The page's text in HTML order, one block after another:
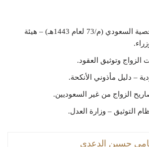
نظام الأحوال الشخصية السعودي (م/73 لعام 1443هـ) – هيئة
وتوثيق العقود.
– دليل مأذوني الأنكحة.
الزواج من غير السعوديين.
التوثيق – وزارة العدل.
حسين الدعدي